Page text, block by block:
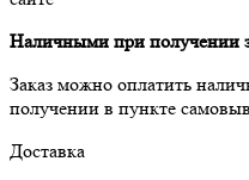
Наличными при получении
Заказ можно оплатить
получении в пункте
Доставка